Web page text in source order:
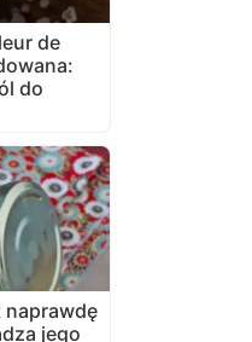
de
do
naprawdę
jego